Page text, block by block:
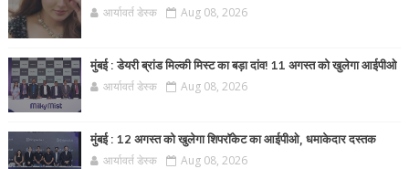
आर्यावर्त डेस्क Aug 08, 2026
मुंबई : डेयरी ब्रांड मिल्की मिस्ट का बड़ा दांव! 11 अगस्त को खुलेगा आईपीओ
आर्यावर्त डेस्क Aug 08, 2026
मुंबई : 12 अगस्त को खुलेगा शिपरॉकेट का आईपीओ, धमाकेदार दस्तक
आर्यावर्त डेस्क Aug 08, 2026